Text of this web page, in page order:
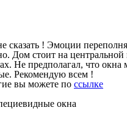
сказать ! Эмоции
Дом стоит на
Не предполагал, что
Рекомендую всем !
вы можете по ссылке